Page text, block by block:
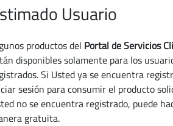
Usuario
productos del Portal de Servicios
disponibles solamente para los
Si Usted ya se encuentra
sesión para consumir el producto
no se encuentra registrado, puede
gratuita.